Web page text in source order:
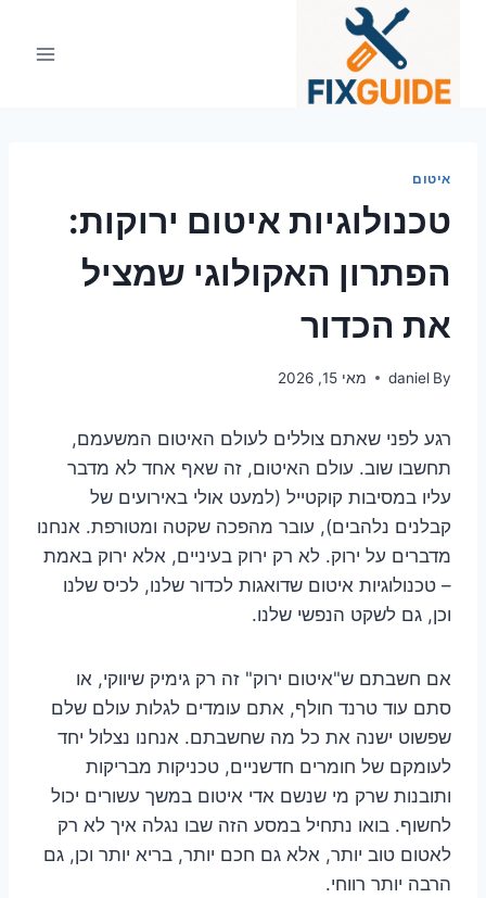
איטום
טכנולוגיות איטום ירוקות:
הפתרון האקולוגי שמציל
את הכדור
By
daniel מאי 15, 2026
רגע לפני שאתם צוללים לעולם האיטום המשעמם,
תחשבו שוב. עולם האיטום, זה שאף אחד לא מדבר
עליו במסיבות קוקטייל (למעט אולי באירועים של
קבלנים נלהבים), עובר מהפכה שקטה ומטורפת. אנחנו
מדברים על ירוק. לא רק ירוק בעיניים, אלא ירוק באמת
– טכנולוגיות איטום שדואגות לכדור שלנו, לכיס שלנו
וכן, גם לשקט הנפשי שלנו.
אם חשבתם ש"איטום ירוק" זה רק גימיק שיווקי, או
סתם עוד טרנד חולף, אתם עומדים לגלות עולם שלם
שפשוט ישנה את כל מה שחשבתם. אנחנו נצלול יחד
לעומקם של חומרים חדשניים, טכניקות מבריקות
ותובנות שרק מי שנשם אדי איטום במשך עשורים יכול
לחשוף. בואו נתחיל במסע הזה שבו נגלה איך לא רק
לאטום טוב יותר, אלא גם חכם יותר, בריא יותר וכן, גם
הרבה יותר רווחי.